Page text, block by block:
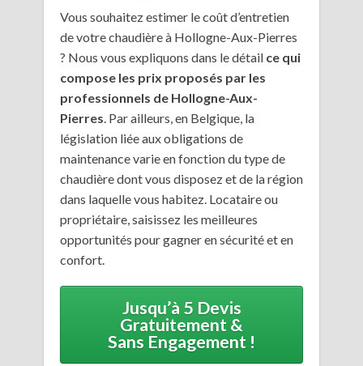
Vous souhaitez estimer le coût d’entretien
de votre chaudière à Hollogne-Aux-Pierres
? Nous vous expliquons dans le détail ce qui
compose les prix proposés par les
professionnels de Hollogne-Aux-
Pierres. Par ailleurs, en Belgique, la
législation liée aux obligations de
maintenance varie en fonction du type de
chaudière dont vous disposez et de la région
dans laquelle vous habitez. Locataire ou
propriétaire, saisissez les meilleures
opportunités pour gagner en sécurité et en
confort.
Jusqu’à 5 Devis
Gratuitement &
Sans Engagement !